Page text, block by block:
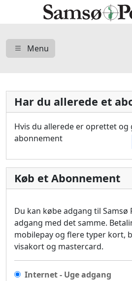
Menu
Har du allerede et
Hvis du allerede er oprettet
abonnement
Køb et Abonnement
Du kan købe adgang til Samsø
adgang med det samme.
mobilepay og flere typer kort,
visakort og mastercard.
Internet - Uge adgang